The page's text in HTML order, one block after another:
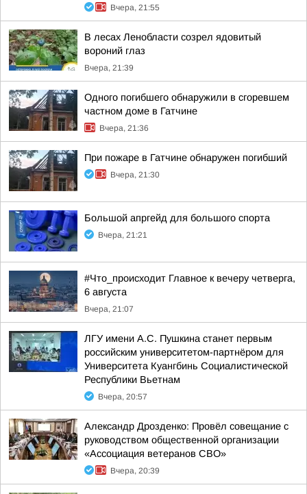
Вчера, 21:55
В лесах Ленобласти созрел ядовитый
вороний глаз
Вчера, 21:39
Одного погибшего обнаружили в сгоревшем
частном доме в Гатчине
Вчера, 21:36
При пожаре в Гатчине обнаружен погибший
Вчера, 21:30
Большой апргейд для большого спорта
Вчера, 21:21
#Что_происходит Главное к вечеру четверга,
6 августа
Вчера, 21:07
ЛГУ имени А.С. Пушкина станет первым
российским университетом-партнёром для
Университета Куангбинь Социалистической
Республики Вьетнам
Вчера, 20:57
Александр Дрозденко: Провёл совещание с
руководством общественной организации
«Ассоциация ветеранов СВО»
Вчера, 20:39